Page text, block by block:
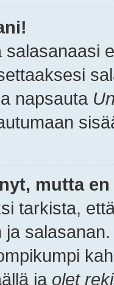
salasanaasi
napsauta
mutta
tarkista,
ja
ja olet